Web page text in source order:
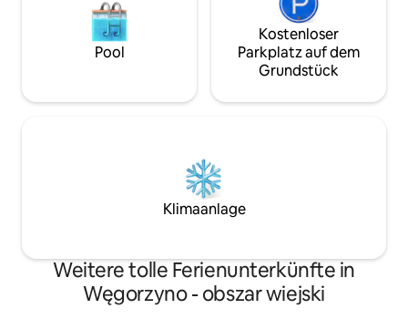
Pool
Kostenloser
Parkplatz auf dem
Grundstück
Klimaanlage
Weitere tolle Ferienunterkünfte in
Węgorzyno - obszar wiejski